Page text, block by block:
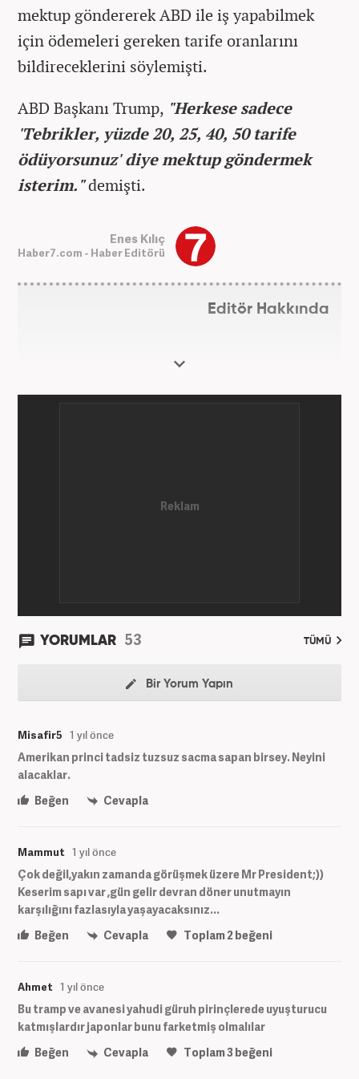
mektup göndererek ABD ile iş yapabilmek
için ödemeleri gereken tarife oranlarını
bildireceklerini söylemişti.
ABD Başkanı Trump, "Herkese sadece
'Tebrikler, yüzde 20, 25, 40, 50 tarife
ödüyorsunuz' diye mektup göndermek
isterim."demişti.
Enes Kılıç
Haber7.com - Haber Editörü
Editör Hakkında
YORUMLAR 53 TÜMÜ
Bir Yorum Yapın
Misafir5 1 yıl önce
Amerikan princi tadsiz tuzsuz sacma sapan birsey. Neyini
alacaklar.
Beğen
Cevapla
Mammut 1 yıl önce
Çok değil,yakın zamanda görüşmek üzere Mr President;))
Keserim sapı var ,gün gelir devran döner unutmayın
karşılığını fazlasıyla yaşayacaksınız...
Beğen
Cevapla Toplam2beğeni
Ahmet 1 yıl önce
Bu tramp ve avanesi yahudi güruh pirinçlerede uyuşturucu
katmışlardır japonlar bunu farketmiş olmalılar
Beğen
Cevapla Toplam3beğeni